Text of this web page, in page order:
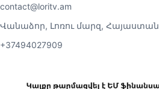
contact@loritv.am
Վանաձոր, Լոռու մարզ, Հայաստան
+37494027909